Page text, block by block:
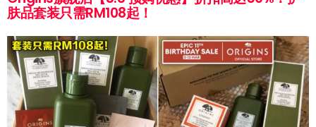
肤品套装只需RM108起！